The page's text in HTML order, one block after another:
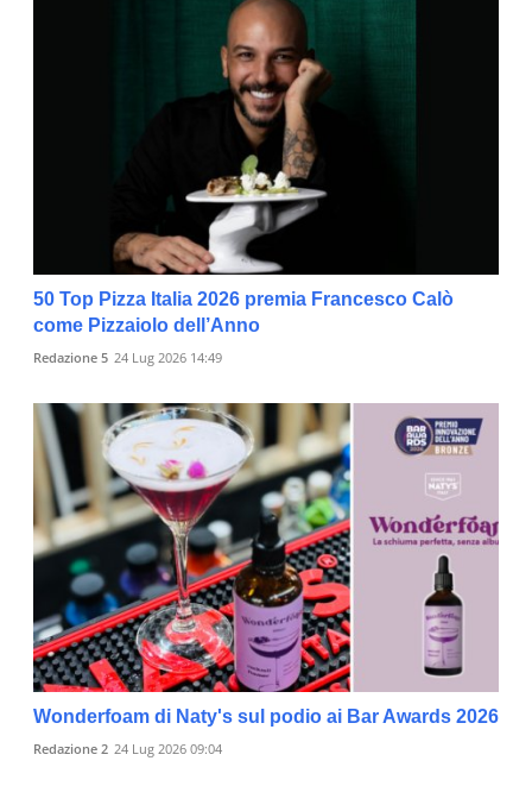
50 Top Pizza Italia 2026 premia Francesco Calò
come Pizzaiolo dell’Anno
Redazione 5 24 Lug 2026 14:49
Wonderfoam di Naty's sul podio ai Bar Awards 2026
Redazione 2 24 Lug 2026 09:04